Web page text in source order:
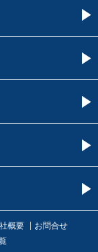
概要
お問合せ